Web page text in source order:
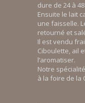
dure de 24 à
Ensuite le lait
une faisselle.
retourné et
Il est vendu
Ciboulette, ail
l’aromatiser.
Notre
à la foire de la